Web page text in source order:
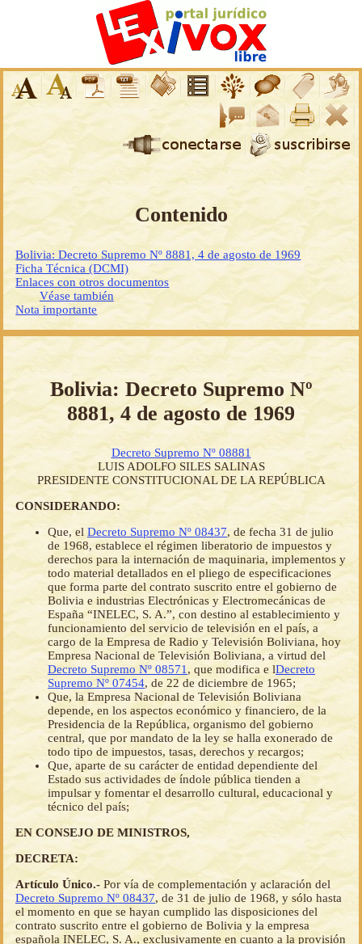
Contenido
Bolivia: Decreto Supremo Nº 8881, 4 de agosto de 1969
Ficha Técnica (DCMI)
Enlaces con otros documentos
Véase también
Nota importante
Bolivia: Decreto Supremo Nº
8881, 4 de agosto de 1969
Decreto Supremo Nº 08881
LUIS ADOLFO SILES SALINAS
PRESIDENTE CONSTITUCIONAL DE LA REPÚBLICA
CONSIDERANDO:
Que, el Decreto Supremo Nº 08437, de fecha 31 de julio
de 1968, establece el régimen liberatorio de impuestos y
derechos para la internación de maquinaria, implementos y
todo material detallados en el pliego de especificaciones
que forma parte del contrato suscrito entre el gobierno de
Bolivia e industrias Electrónicas y Electromecánicas de
España “INELEC, S. A.”, con destino al establecimiento y
funcionamiento del servicio de televisión en el país, a
cargo de la Empresa de Radio y Televisión Boliviana, hoy
Empresa Nacional de Televisión Boliviana, a virtud del
Decreto Supremo Nº 08571 , que modifica e lDecreto
Supremo Nº 07454, de 22 de diciembre de 1965;
Que, la Empresa Nacional de Televisión Boliviana
depende, en los aspectos económico y financiero, de la
Presidencia de la República, organismo del gobierno
central, que por mandato de la ley se halla exonerado de
todo tipo de impuestos, tasas, derechos y recargos;
Que, aparte de su carácter de entidad dependiente del
Estado sus actividades de índole pública tienden a
impulsar y fomentar el desarrollo cultural, educacional y
técnico del país;
EN CONSEJO DE MINISTROS,
DECRETA:
Artículo Único.- Por vía de complementación y aclaración del
Decreto Supremo Nº 08437, de 31 de julio de 1968, y sólo hasta
el momento en que se hayan cumplido las disposiciones del
contrato suscrito entre el gobierno de Bolivia y la empresa
española INELEC, S. A., exclusivamente en cuanto a la provisión